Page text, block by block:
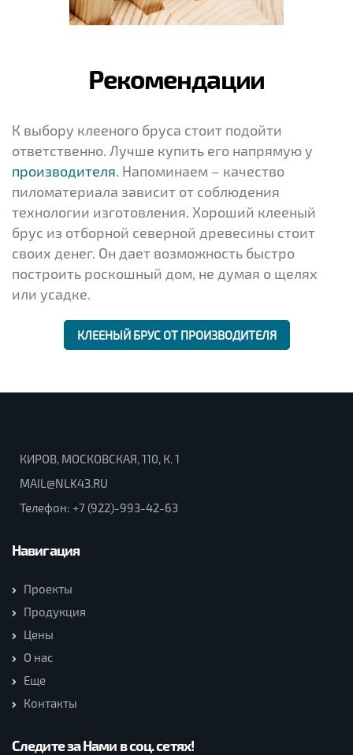
Рекомендации
К выбору клееного бруса стоит подойти
ответственно. Лучше купить его напрямую у
производителя. Напоминаем – качество
пиломатериала зависит от соблюдения
технологии изготовления. Хороший клееный
брус из отборной северной древесины стоит
своих денег. Он дает возможность быстро
построить роскошный дом, не думая о щелях
или усадке.
КЛЕЕНЫЙ БРУС ОТ ПРОИЗВОДИТЕЛЯ
КИРОВ, МОСКОВСКАЯ, 110, К. 1
MAIL@NLK43.RU
Телефон: +7 (922)-993-42-63
Навигация
Проекты
Продукция
Цены
О нас
Еще
Контакты
Следите за Нами в соц. сетях!